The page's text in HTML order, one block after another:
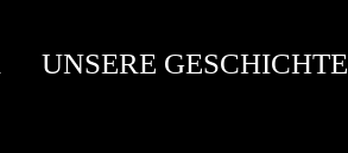
UNSERE GESCHICHTE